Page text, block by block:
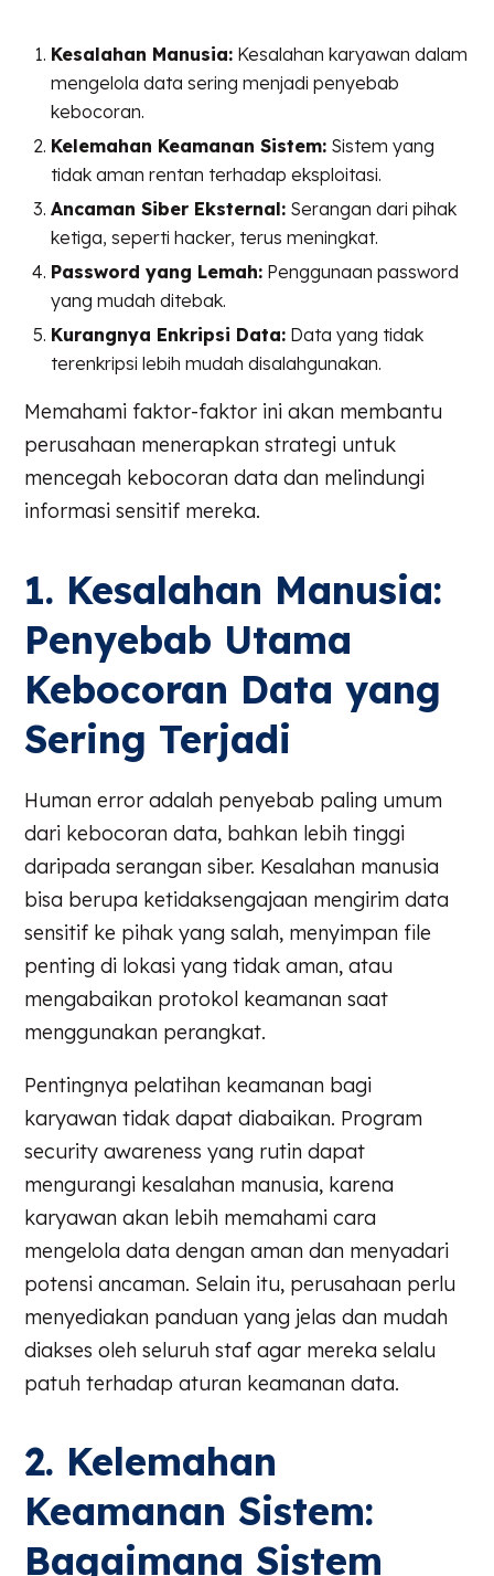
Kesalahan Manusia: Kesalahan karyawan dalam
mengelola data sering menjadi penyebab
kebocoran.
Kelemahan Keamanan Sistem: Sistem yang
tidak aman rentan terhadap eksploitasi.
Ancaman Siber Eksternal: Serangan dari pihak
ketiga, seperti hacker, terus meningkat.
Password yang Lemah: Penggunaan password
yang mudah ditebak.
Kurangnya Enkripsi Data: Data yang tidak
terenkripsi lebih mudah disalahgunakan.
Memahami faktor-faktor ini akan membantu
perusahaan menerapkan strategi untuk
mencegah kebocoran data dan melindungi
informasi sensitif mereka.
1. Kesalahan Manusia:
Penyebab Utama
Kebocoran Data yang
Sering Terjadi
Human error adalah penyebab paling umum
dari kebocoran data, bahkan lebih tinggi
daripada serangan siber. Kesalahan manusia
bisa berupa ketidaksengajaan mengirim data
sensitif ke pihak yang salah, menyimpan file
penting di lokasi yang tidak aman, atau
mengabaikan protokol keamanan saat
menggunakan perangkat.
Pentingnya pelatihan keamanan bagi
karyawan tidak dapat diabaikan. Program
security awareness yang rutin dapat
mengurangi kesalahan manusia, karena
karyawan akan lebih memahami cara
mengelola data dengan aman dan menyadari
potensi ancaman. Selain itu, perusahaan perlu
menyediakan panduan yang jelas dan mudah
diakses oleh seluruh staf agar mereka selalu
patuh terhadap aturan keamanan data.
2. Kelemahan
Keamanan Sistem:
Bagaimana Sistem